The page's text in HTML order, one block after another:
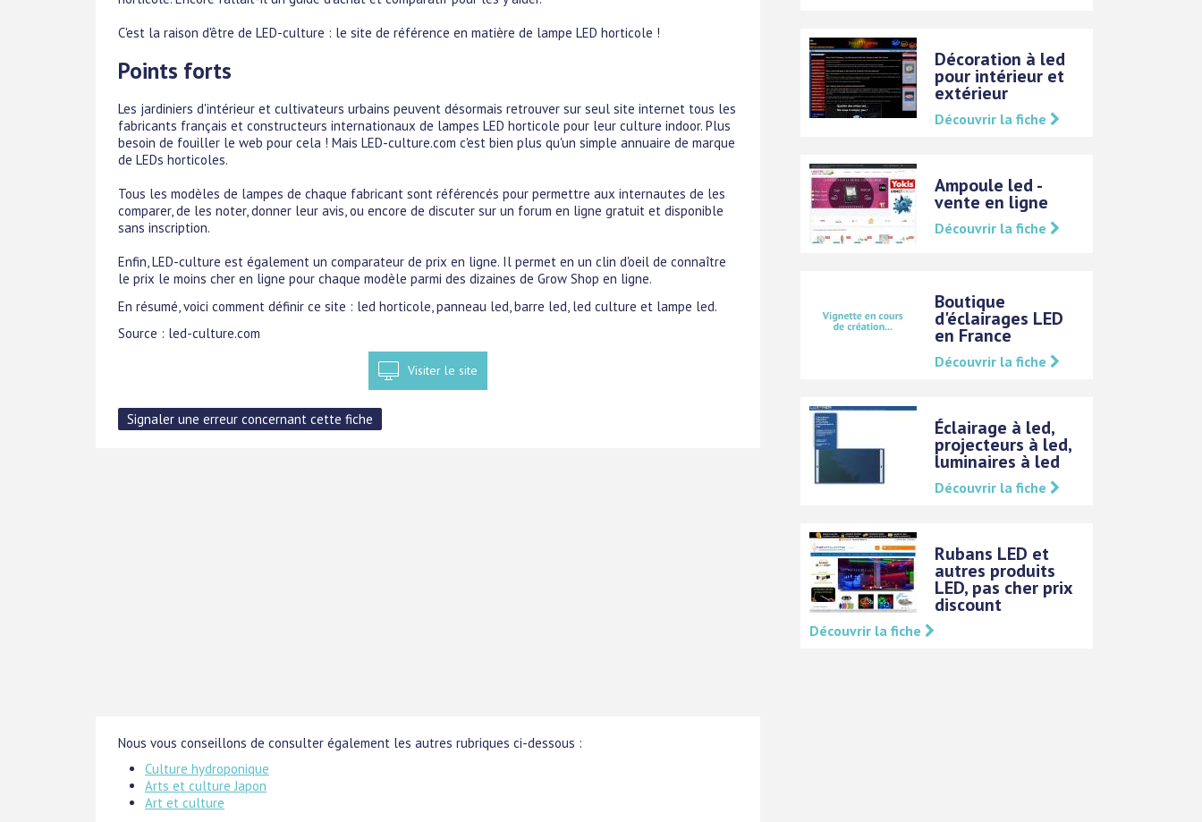
C'est la raison d'être de LED-culture : le site de référence en matière de lampe LED horticole !
Points forts
Les jardiniers d'intérieur et cultivateurs urbains peuvent désormais retrouver sur seul site internet tous les
fabricants français et constructeurs internationaux de lampes LED horticole pour leur culture indoor. Plus
besoin de fouiller le web pour cela ! Mais LED-culture.com c'est bien plus qu'un simple annuaire de marque
de LEDs horticoles.
Tous les modèles de lampes de chaque fabricant sont référencés pour permettre aux internautes de les
comparer, de les noter, donner leur avis, ou encore de discuter sur un forum en ligne gratuit et disponible
sans inscription.
Enfin, LED-culture est également un comparateur de prix en ligne. Il permet en un clin d'oeil de connaître
le prix le moins cher en ligne pour chaque modèle parmi des dizaines de Grow Shop en ligne.
En résumé, voici comment définir ce site : led horticole, panneau led, barre led, led culture et lampe led.
Source : led-culture.com
Visiter le site
Nous vous conseillons de consulter également les autres rubriques ci-dessous :
Culture hydroponique
Arts et culture Japon
Art et culture
Décoration à led
pour intérieur et
extérieur
Découvrir la fiche
Ampoule led -
vente en ligne
Découvrir la fiche
Boutique
d'éclairages LED
en France
Découvrir la fiche
Éclairage à led,
projecteurs à led,
luminaires à led
Découvrir la fiche
Rubans LED et
autres produits
LED, pas cher prix
discount
Découvrir la fiche